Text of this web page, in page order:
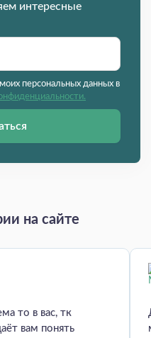
интересные
персональных данных в
на сайте
то в вас, тк
вам понять